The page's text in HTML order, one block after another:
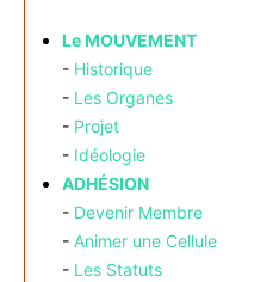
Le MOUVEMENT
- Historique
- Les Organes
- Projet
- Idéologie
ADHÉSION
- Devenir Membre
- Animer une Cellule
- Les Statuts